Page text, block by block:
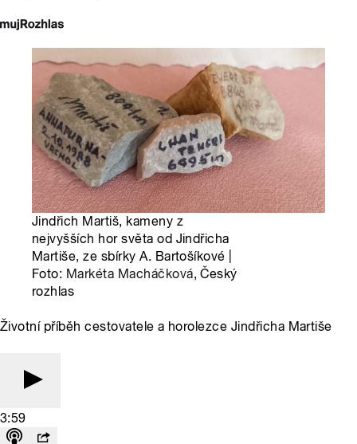
Jindřich Martiš, kameny z
nejvyšších hor světa od Jindřicha
Martiše, ze sbírky A. Bartošíkové |
Foto: Markéta Macháčková, Český
rozhlas
Životní příběh cestovatele a horolezce Jindřicha Martiše
3:59